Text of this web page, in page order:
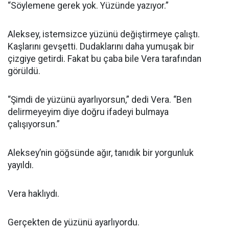
“Söylemene gerek yok. Yüzünde yazıyor.”
Aleksey, istemsizce yüzünü değiştirmeye çalıştı.
Kaşlarını gevşetti. Dudaklarını daha yumuşak bir
çizgiye getirdi. Fakat bu çaba bile Vera tarafından
görüldü.
“Şimdi de yüzünü ayarlıyorsun,” dedi Vera. “Ben
delirmeyeyim diye doğru ifadeyi bulmaya
çalışıyorsun.”
Aleksey’nin göğsünde ağır, tanıdık bir yorgunluk
yayıldı.
Vera haklıydı.
Gerçekten de yüzünü ayarlıyordu.